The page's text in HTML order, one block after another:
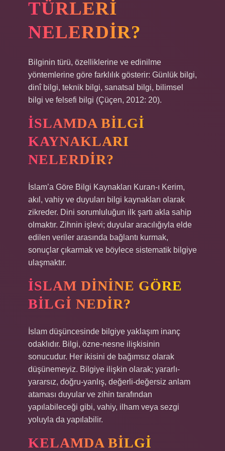
TÜRLERI
NELERDIR?
Bilginin türü, özelliklerine ve edinilme
yöntemlerine göre farklılık gösterir: Günlük bilgi,
dinî bilgi, teknik bilgi, sanatsal bilgi, bilimsel
bilgi ve felsefi bilgi (Çüçen, 2012: 20).
İSLAMDA BILGI
KAYNAKLARI
NELERDIR?
İslam’a Göre Bilgi Kaynakları Kuran-ı Kerim,
akıl, vahiy ve duyuları bilgi kaynakları olarak
zikreder. Dini sorumluluğun ilk şartı akla sahip
olmaktır. Zihnin işlevi; duyular aracılığıyla elde
edilen veriler arasında bağlantı kurmak,
sonuçlar çıkarmak ve böylece sistematik bilgiye
ulaşmaktır.
İSLAM DININE GÖRE
BILGI NEDIR?
İslam düşüncesinde bilgiye yaklaşım inanç
odaklıdır. Bilgi, özne-nesne ilişkisinin
sonucudur. Her ikisini de bağımsız olarak
düşünemeyiz. Bilgiye ilişkin olarak; yararlı-
yararsız, doğru-yanlış, değerli-değersiz anlam
ataması duyular ve zihin tarafından
yapılabileceği gibi, vahiy, ilham veya sezgi
yoluyla da yapılabilir.
KELAMDA BILGI